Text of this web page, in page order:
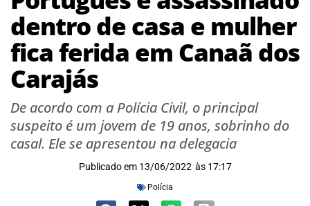
dentro de casa e mulher
fica ferida em Canaã dos
Carajás
De acordo com a Polícia Civil, o principal
suspeito é um jovem de 19 anos, sobrinho do
casal. Ele se apresentou na delegacia
Publicado em 13/06/2022 às 17:17
Polícia